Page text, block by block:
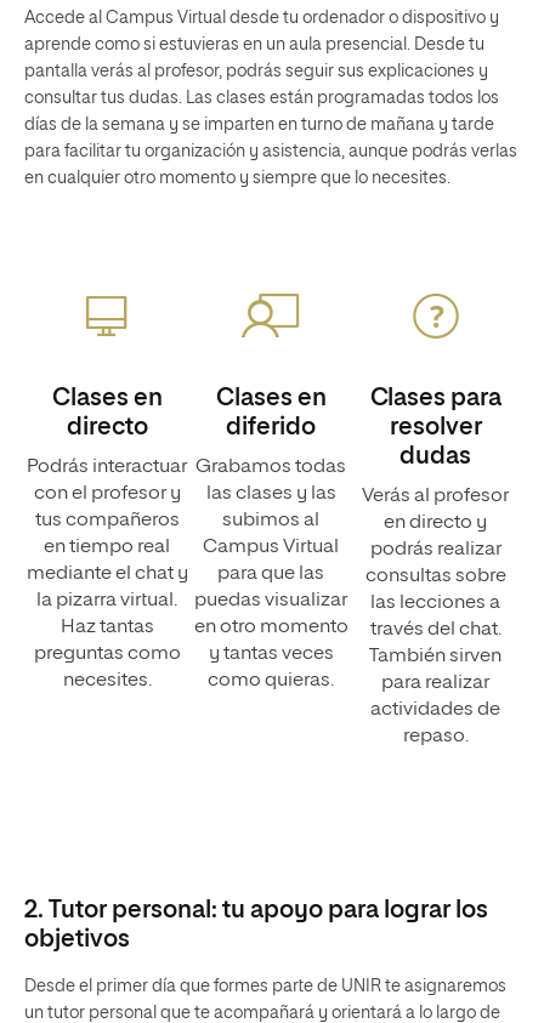
Accede al Campus Virtual desde tu ordenador o dispositivo y
aprende como si estuvieras en un aula presencial. Desde tu
pantalla verás al profesor, podrás seguir sus explicaciones y
consultar tus dudas. Las clases están programadas todos los
días de la semana y se imparten en turno de mañana y tarde
para facilitar tu organización y asistencia, aunque podrás verlas
en cualquier otro momento y siempre que lo necesites.
Clases en
directo
Podrás interactuar
con el profesor y
tus compañeros
en tiempo real
mediante el chat y
la pizarra virtual.
Haz tantas
preguntas como
necesites.
Clases en
diferido
Grabamos todas
las clases y las
subimos al
Campus Virtual
para que las
puedas visualizar
en otro momento
y tantas veces
como quieras.
Clases para
resolver
dudas
Verás al profesor
en directo y
podrás realizar
consultas sobre
las lecciones a
través del chat.
También sirven
para realizar
actividades de
repaso.
2. Tutor personal: tu apoyo para lograr los
objetivos
Desde el primer día que formes parte de UNIR te asignaremos
un tutor personal que te acompañará y orientará a lo largo de